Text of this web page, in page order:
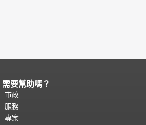
頁面內容結束。
都會重複顯示。
需要幫助嗎？
市政
服務
專案